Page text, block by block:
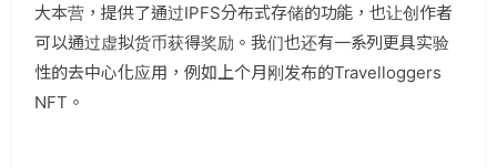
大本营，提供了通过IPFS分布式存储的功能，也让创作者
可以通过虚拟货币获得奖励。我们也还有一系列更具实验
性的去中心化应用，例如上个月刚发布的Travelloggers
NFT。